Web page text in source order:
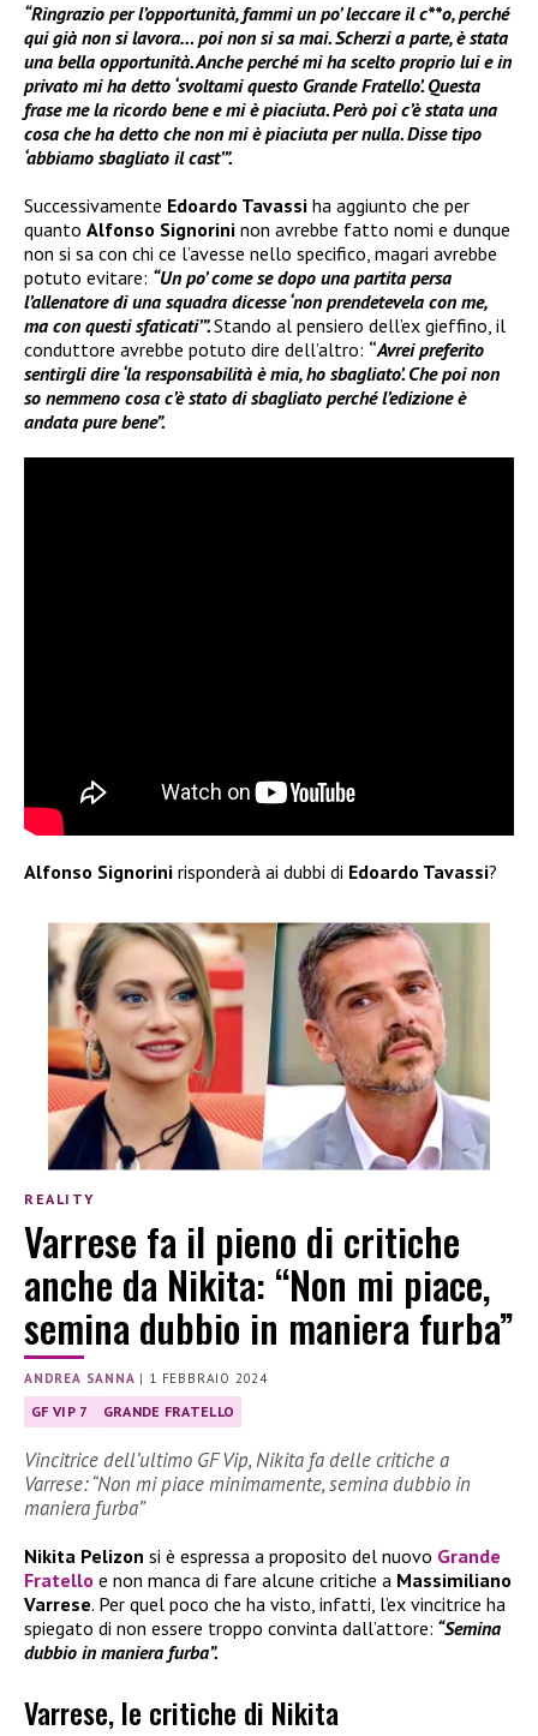
“Ringrazio per l’opportunità, fammi un po’ leccare il c**o, perché
qui già non si lavora… poi non si sa mai. Scherzi a parte, è stata
una bella opportunità. Anche perché mi ha scelto proprio lui e in
privato mi ha detto ‘svoltami questo Grande Fratello’. Questa
frase me la ricordo bene e mi è piaciuta. Però poi c’è stata una
cosa che ha detto che non mi è piaciuta per nulla. Disse tipo
‘abbiamo sbagliato il cast’”.
Successivamente Edoardo Tavassi ha aggiunto che per
quanto Alfonso Signorini non avrebbe fatto nomi e dunque
non si sa con chi ce l’avesse nello specifico, magari avrebbe
potuto evitare: “Un po’ come se dopo una partita persa
l’allenatore di una squadra dicesse ‘non prendetevela con me,
ma con questi sfaticati’”.Stando al pensiero dell’ex gieffino, il
conduttore avrebbe potuto dire dell’altro: “Avrei preferito
sentirgli dire ‘la responsabilità è mia, ho sbagliato’. Che poi non
so nemmeno cosa c’è stato di sbagliato perché l’edizione è
andata pure bene”.
Alfonso Signorini risponderà ai dubbi di Edoardo Tavassi?
REALITY
Varrese fa il pieno di critiche
anche da Nikita: “Non mi piace,
semina dubbio in maniera furba”
ANDREA SANNA | 1 FEBBRAIO 2024
GF VIP 7 GRANDE FRATELLO
Vincitrice dell’ultimo GF Vip, Nikita fa delle critiche a
Varrese: “Non mi piace minimamente, semina dubbio in
maniera furba”
Nikita Pelizon si è espressa a proposito del nuovo Grande
Fratello e non manca di fare alcune critiche a Massimiliano
Varrese. Per quel poco che ha visto, infatti, l’ex vincitrice ha
spiegato di non essere troppo convinta dall’attore: “Semina
dubbio in maniera furba”.
Varrese, le critiche di Nikita